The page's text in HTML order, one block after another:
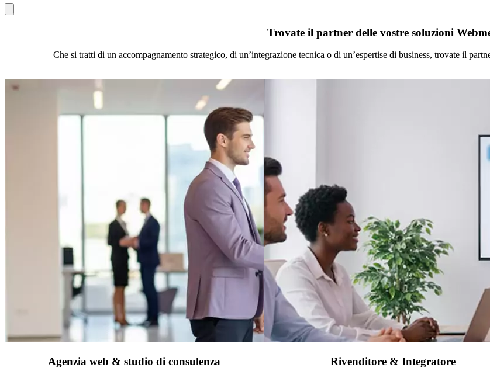
Trovate il partner delle vostre soluzioni
Che si tratti di un accompagnamento strategico, di un’integrazione tecnica o di un’espertise di business, trovate il
Agenzia web & studio di consulenza Rivenditore & Integratore